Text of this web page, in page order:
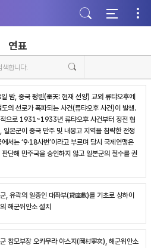
연표
밤, 중국 펑톈(奉天: 현재 선양) 교외 류탸오후에
의 선로가 폭파되는 사건(류탸오후 사건)이 발생.
적으로 1931~1933년 류탸오후 사건부터 정전 협
일본군이 중국 만주 및 내몽고 지역을 침략한 전쟁
서는 ‘9·18사변’이라고 부르며 당시 국제연맹은
판단해 만주국을 승인하지 않고 일본군의 철수를 권
, 유곽의 일종인 대좌부(貸座敷)를 기초로 상하이
해군위안소 설치
참모부장 오카무라 야스지(岡村寧次), 해군위안소